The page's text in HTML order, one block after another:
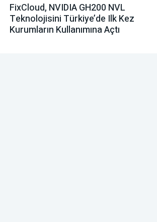
FixCloud, NVIDIA GH200 NVL
Teknolojisini Türkiye’de Ilk Kez
Kurumların Kullanımına Açtı